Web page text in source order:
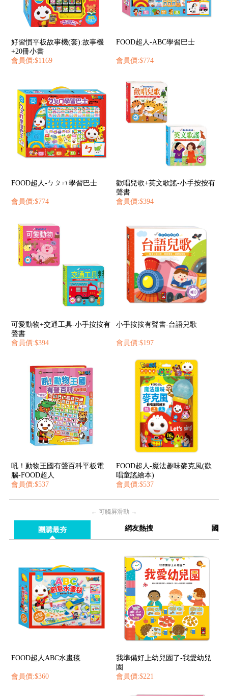
好習慣平板故事機(套):故事機
+20冊小書
會員價:$1169
FOOD超人-ABC學習巴士
會員價:$774
FOOD超人-ㄅㄆㄇ學習巴士
會員價:$774
歡唱兒歌+英文歌謠-小手按按有
聲書
會員價:$394
可愛動物+交通工具-小手按按有
聲書
會員價:$394
小手按按有聲書-台語兒歌
會員價:$197
吼！動物王國有聲百科平板電
腦-FOOD超人
會員價:$537
FOOD超人-魔法趣味麥克風(歡
唱童謠繪本)
會員價:$537
← 可觸屏滑動 →
團購最夯 網友熱搜 國際
FOOD超人ABC水畫毯
會員價:$360
我準備好上幼兒園了-我愛幼兒
園
會員價:$221